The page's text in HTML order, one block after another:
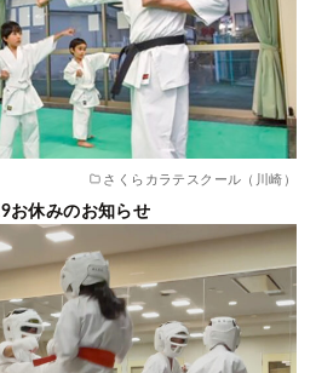
さくらカラテスクール（川崎）
お休みのお知らせ